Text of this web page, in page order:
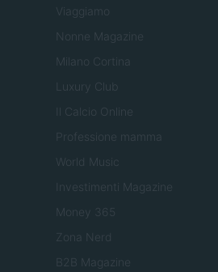
Viaggiamo
Nonne Magazine
Milano Cortina
Luxury Club
Il Calcio Online
Professione mamma
World Music
Investimenti Magazine
Money 365
Zona Nerd
B2B Magazine